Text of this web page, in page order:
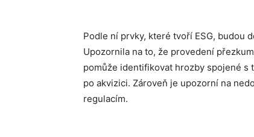
Podle ní prvky, které tvoří ESG, budou
Upozornila na to, že provedení
pomůže identifikovat hrozby spojené s
po akvizici. Zároveň je upozorní na
regulacím.